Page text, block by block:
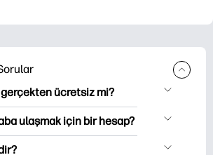
ücretsiz mi?
indirme ve indirme için
ücretsiz yazılabilir ürün
boyama sayfaları,
ulaşmak için bir hesap?
keşfedebilir ve